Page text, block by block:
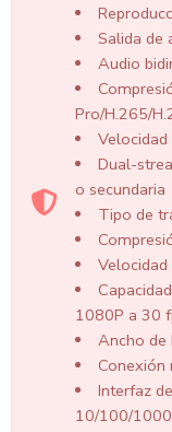
Salida de
Audio
Pro/H.265/
Dual-
o secundaria
Tipo de
1080P a 30
Ancho de
Interfaz
10/100/